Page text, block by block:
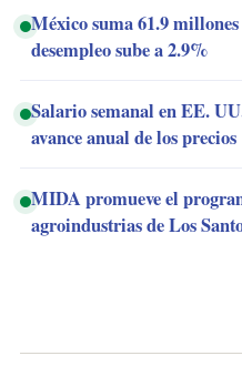
México suma 61.9
desempleo sube a 2.9%
Salario semanal en EE.
avance anual de los precios
MIDA promueve el
agroindustrias de Los